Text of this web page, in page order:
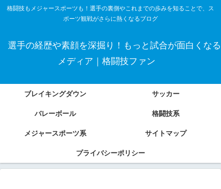
格闘技もメジャースポーツも！選手の裏側やこれまでの歩みを知ることで、ス
ポーツ観戦がさらに熱くなるブログ
選手の経歴や素顔を深掘り！もっと試合が面白くなる
メディア｜格闘技ファン
ブレイキングダウン サッカー
バレーボール 格闘技系
メジャースポーツ系 サイトマップ
プライバシーポリシー